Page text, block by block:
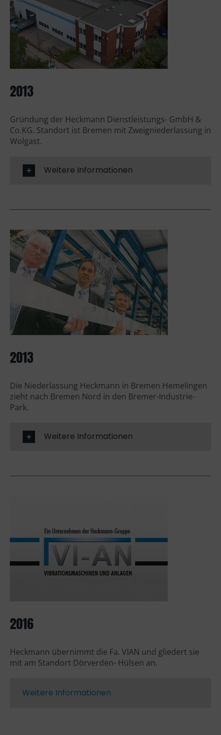
2013
Gründung der Heckmann Dienstleistungs- GmbH &
Co.KG. Standort ist Bremen mit Zweigniederlassung in
Wolgast.
Weitere Informationen
2013
Die Niederlassung Heckmann in Bremen Hemelingen
zieht nach Bremen Nord in den Bremer-Industrie-
Park.
Weitere Informationen
2016
Heckmann übernimmt die Fa. VIAN und gliedert sie
mit am Standort Dörverden- Hülsen an.
Weitere Informationen